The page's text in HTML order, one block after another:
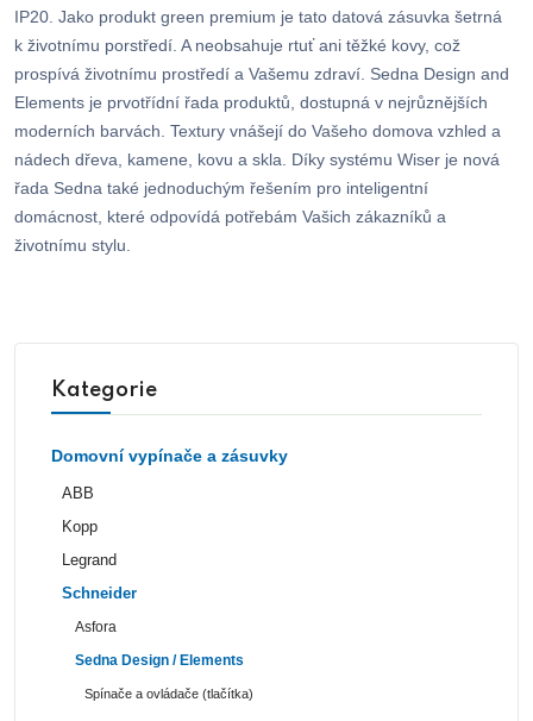
IP20. Jako produkt green premium je tato datová zásuvka šetrná
k životnímu porstředí. A neobsahuje rtuť ani těžké kovy, což
prospívá životnímu prostředí a Vašemu zdraví. Sedna Design and
Elements je prvotřídní řada produktů, dostupná v nejrůznějších
moderních barvách. Textury vnášejí do Vašeho domova vzhled a
nádech dřeva, kamene, kovu a skla. Díky systému Wiser je nová
řada Sedna také jednoduchým řešením pro inteligentní
domácnost, které odpovídá potřebám Vašich zákazníků a
životnímu stylu.
Kategorie
Domovní vypínače a zásuvky
ABB
Kopp
Legrand
Schneider
Asfora
Sedna Design / Elements
Spínače a ovládače (tlačítka)